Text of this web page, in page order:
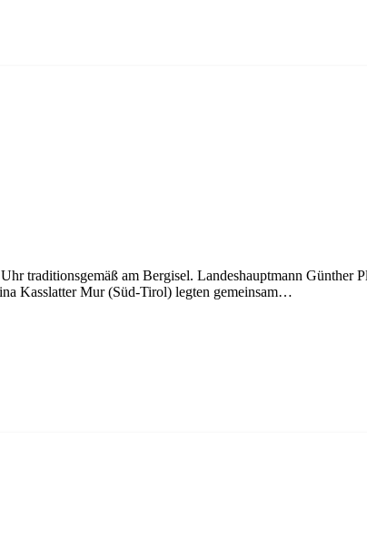
traditionsgemäß am Bergisel. Landeshauptmann Günther
Kasslatter Mur (Süd-Tirol) legten gemeinsam…